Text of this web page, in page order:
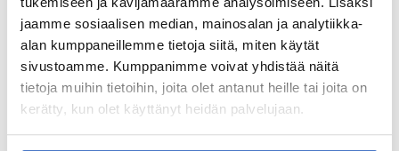
jaamme sosiaalisen median, mainosalan ja analytiikka-
alan kumppaneillemme tietoja siitä, miten käytät
sivustoamme. Kumppanimme voivat yhdistää näitä
tietoja muihin tietoihin, joita olet antanut heille tai joita on
kerätty, kun olet käyttänyt heidän palvelujaan.